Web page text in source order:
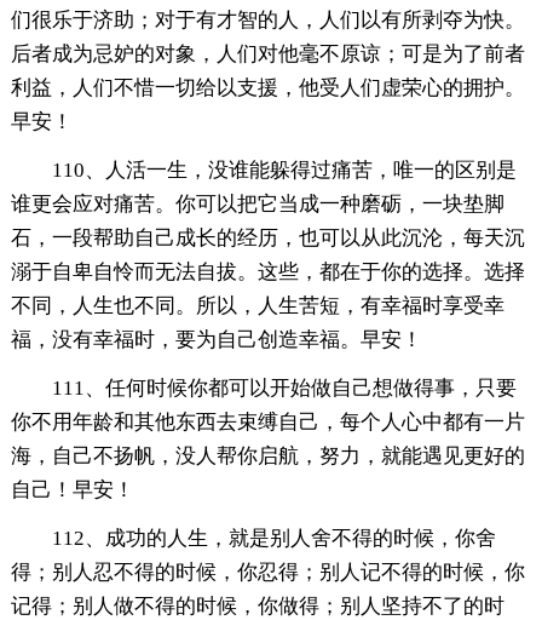
们很乐于济助；对于有才智的人，人们以有所剥夺为快。
后者成为忌妒的对象，人们对他毫不原谅；可是为了前者
利益，人们不惜一切给以支援，他受人们虚荣心的拥护。
早安！
110、人活一生，没谁能躲得过痛苦，唯一的区别是
谁更会应对痛苦。你可以把它当成一种磨砺，一块垫脚
石，一段帮助自己成长的经历，也可以从此沉沦，每天沉
溺于自卑自怜而无法自拔。这些，都在于你的选择。选择
不同，人生也不同。所以，人生苦短，有幸福时享受幸
福，没有幸福时，要为自己创造幸福。早安！
111、任何时候你都可以开始做自己想做得事，只要
你不用年龄和其他东西去束缚自己，每个人心中都有一片
海，自己不扬帆，没人帮你启航，努力，就能遇见更好的
自己！早安！
112、成功的人生，就是别人舍不得的时候，你舍
得；别人忍不得的时候，你忍得；别人记不得的时候，你
记得；别人做不得的时候，你做得；别人坚持不了的时